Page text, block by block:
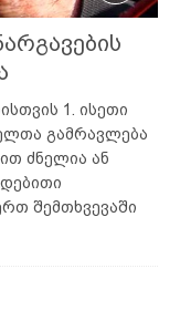
1. ისეთი
გამრავლება
ძნელია ან
შემთხვევაში